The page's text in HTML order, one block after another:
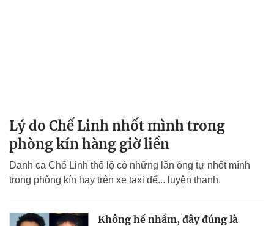
Lý do Chế Linh nhốt mình trong
phòng kín hàng giờ liền
Danh ca Chế Linh thổ lộ có những lần ông tự nhốt mình
trong phòng kín hay trên xe taxi để... luyện thanh.
Không hề nhầm, đây đúng là